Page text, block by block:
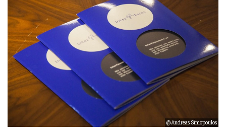
@Andreas Simopoulos